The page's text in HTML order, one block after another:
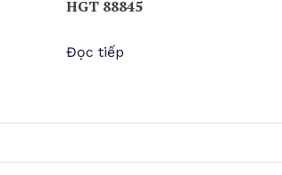
HGT 88845
Đọc tiếp